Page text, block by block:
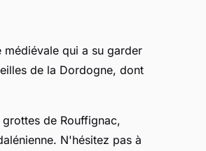
médiévale qui a su garder
de la Dordogne, dont
de Rouffignac,
N'hésitez pas à